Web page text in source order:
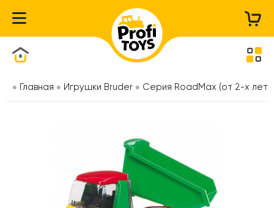
Главная Игрушки Bruder Серия RoadMax (от 2-х лет)
Каталог товаров